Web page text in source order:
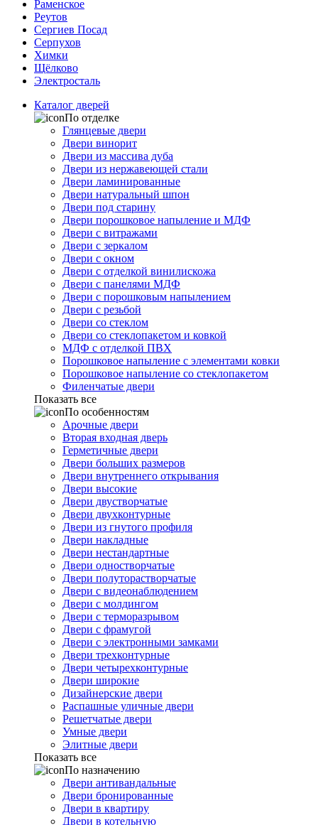
Раменское
Реутов
Сергиев Посад
Серпухов
Химки
Щёлково
Электросталь
Каталог дверей
По отделке
Глянцевые двери
Двери винорит
Двери из массива дуба
Двери из нержавеющей стали
Двери ламинированные
Двери натуральный шпон
Двери под старину
Двери порошковое напыление и МДФ
Двери с витражами
Двери с зеркалом
Двери с окном
Двери с отделкой винилискожа
Двери с панелями МДФ
Двери с порошковым напылением
Двери с резьбой
Двери со стеклом
Двери со стеклопакетом и ковкой
МДФ с отделкой ПВХ
Порошковое напыление с элементами ковки
Порошковое напыление со стеклопакетом
Филенчатые двери
Показать все
По особенностям
Арочные двери
Вторая входная дверь
Герметичные двери
Двери больших размеров
Двери внутреннего открывания
Двери высокие
Двери двустворчатые
Двери двухконтурные
Двери из гнутого профиля
Двери накладные
Двери нестандартные
Двери одностворчатые
Двери полуторастворчатые
Двери с видеонаблюдением
Двери с молдингом
Двери с терморазрывом
Двери с фрамугой
Двери с электронными замками
Двери трехконтурные
Двери четырехконтурные
Двери широкие
Дизайнерские двери
Распашные уличные двери
Решетчатые двери
Умные двери
Элитные двери
Показать все
По назначению
Двери антивандальные
Двери бронированные
Двери в квартиру
Двери в котельную